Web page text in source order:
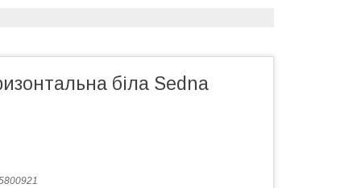
біла Sedna